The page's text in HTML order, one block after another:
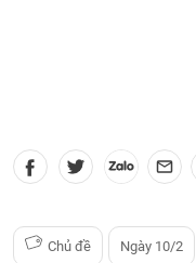
Chủ đề Ngày 10/2